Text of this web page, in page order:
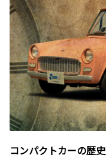
コンパクトカーの歴史